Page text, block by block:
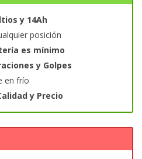
y 14Ah
posición
es mínimo
y Golpes
en frío
y Precio